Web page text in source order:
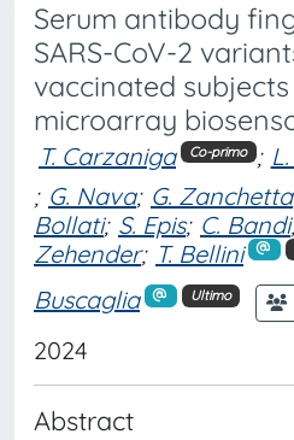
Serum antibody
SARS-CoV-2
vaccinated
microarray
T. Carzaniga Co-primo ;
; G. Nava; G. Zanchetta
Bollati; S. Epis; C. Bandi;
Zehender; T. Bellini
Buscaglia
Ultimo
2024
Abstract